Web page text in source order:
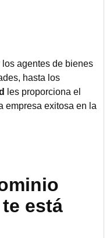
agentes de bienes
hasta los
les proporciona el
empresa exitosa en la
está